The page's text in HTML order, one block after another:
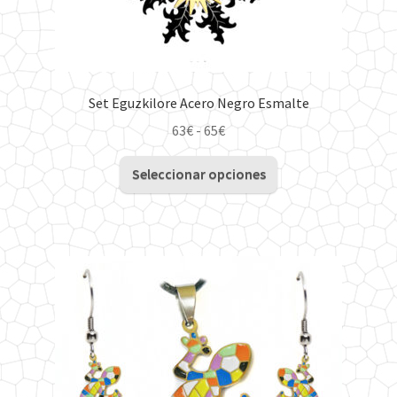
Set Eguzkilore Acero Negro Esmalte
63€ -65€Rango
de
precios:
desde
hasta
Seleccionar opciones
Este
producto
tiene
múltiples
variantes.
Las
opciones
pueden
elegir
en